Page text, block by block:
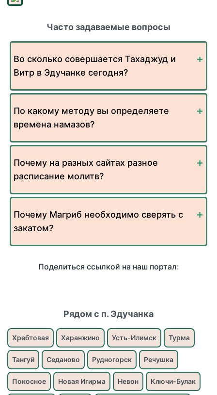
Часто задаваемые вопросы
Во сколько совершается Тахаджуд и
Витр в Эдучанке сегодня?
По какому методу вы определяете
времена намазов?
Почему на разных сайтах разное
расписание молитв?
Почему Магриб необходимо сверять с
закатом?
Поделиться ссылкой на наш портал:
Рядом с п. Эдучанка
Хребтовая Харанжино Усть-Илимск Турма
Тангуй Седаново Рудногорск Речушка
Покосное Новая Игирма Невон Ключи-Булак